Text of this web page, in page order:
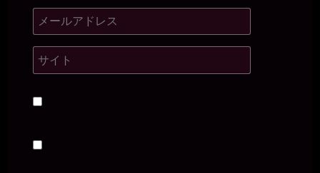
ろよ(⌒▽⌒)
miiki0119
うう。。オナニーは禁止されてます。。
一枚の銀貨
あっ、そうか（・∀・）ﾆﾔﾆﾔ
うう。。オナニーできないし。。無意識にマンコを擦りつけたりし